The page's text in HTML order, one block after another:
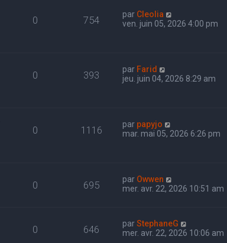
0 754 par Cleolia
ven. juin 05, 2026 4:00 pm
0 393 par Farid
jeu. juin 04, 2026 8:29 am
0 1116 par papyjo
mar. mai 05, 2026 6:26 pm
0 695 par Owwen
mer. avr. 22, 2026 10:51 am
0 646 parStephaneG
mer. avr. 22, 2026 10:06 am